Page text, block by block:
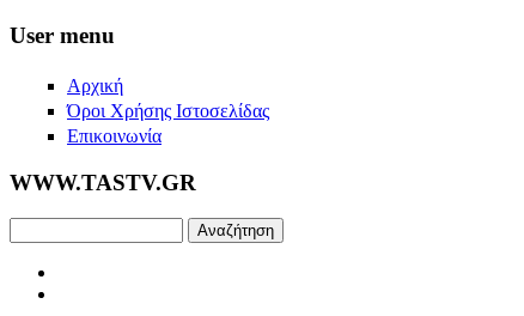
Skip to main content
User menu
Αρχική
Όροι Χρήσης Ιστοσελίδας
Επικοινωνία
WWW.TASTV.GR